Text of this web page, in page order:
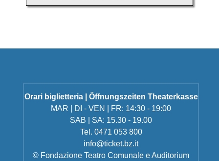
Orari biglietteria | Öffnungszeiten Theaterkasse
MAR | DI - VEN | FR: 14:30 - 19:00
SAB | SA: 15.30 - 19.00
Tel. 0471 053 800
info@ticket.bz.it
© Fondazione Teatro Comunale e Auditorium